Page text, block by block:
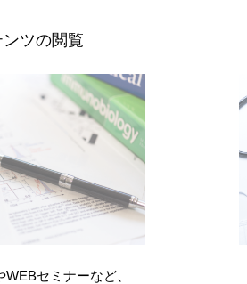
さい
ツの閲覧
セミナーなど、